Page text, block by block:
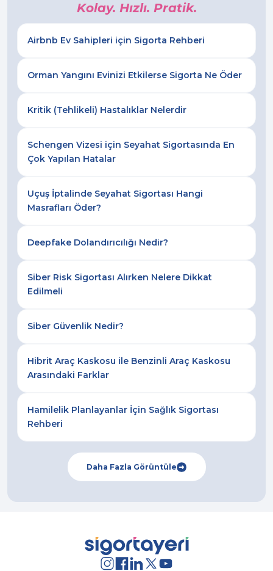
Kolay. Hızlı. Pratik.
Airbnb Ev Sahipleri için Sigorta Rehberi
Orman Yangını Evinizi Etkilerse Sigorta Ne Öder
Kritik (Tehlikeli) Hastalıklar Nelerdir
Schengen Vizesi için Seyahat Sigortasında En
Çok Yapılan Hatalar
Uçuş İptalinde Seyahat Sigortası Hangi
Masrafları Öder?
Deepfake Dolandırıcılığı Nedir?
Siber Risk Sigortası Alırken Nelere Dikkat
Edilmeli
Siber Güvenlik Nedir?
Hibrit Araç Kaskosu ile Benzinli Araç Kaskosu
Arasındaki Farklar
Hamilelik Planlayanlar İçin Sağlık Sigortası
Rehberi
Daha Fazla Görüntüle